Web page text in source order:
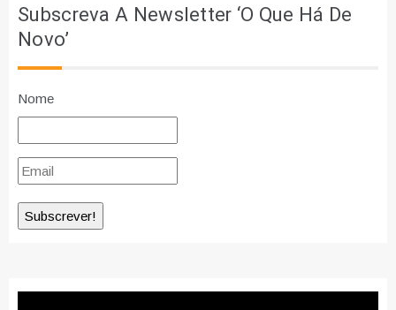
Subscreva A Newsletter ‘O Que Há De
Novo’
Nome